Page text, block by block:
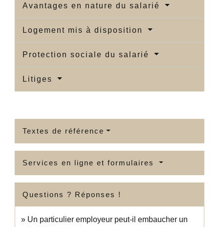
Avantages en nature du salarié
Logement mis à disposition
Protection sociale du salarié
Litiges
Textes de référence
Services en ligne et formulaires
Questions ? Réponses !
Un particulier employeur peut-il embaucher un